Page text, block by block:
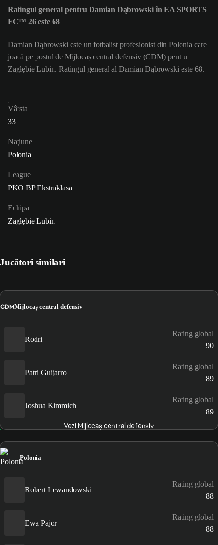
Ratingul general pentru Damian Dąbrowski în EA SPORTS
FC™ 26 este 68
Damian Dąbrowski este un fotbalist profesionist din Polonia care
joacă pe postul de Mijlocaș central defensiv (CDM) pentru
Zagłębie Lubin. Ratingul general al Damian Dąbrowski este 68.
Vârsta
33
Naţiune
Polonia
League
PKO BP Ekstraklasa
Echipa
Zagłębie Lubin
Jucători similari
CDMMijlocaș central defensiv
Rodri
Rating global
90
Patri Guijarro
Rating global
89
Joshua Kimmich
Rating global
89
Vezi Mijlocaș central defensiv
Polonia
Robert Lewandowski
Rating global
88
Ewa Pajor
Rating global
88